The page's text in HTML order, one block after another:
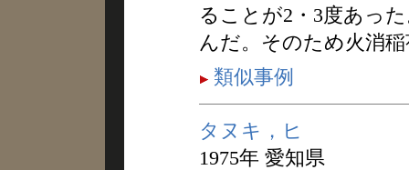
ることが2・3度あっ
んだ。そのため火消
類似事例
タヌキ，ヒ
1975年 愛知県